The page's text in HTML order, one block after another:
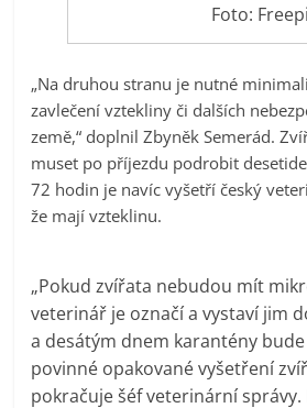
Foto:
„Na druhou stranu je nutné
zavlečení vztekliny či dalších
země,“ doplnil Zbyněk Semerád.
muset po příjezdu podrobit
72 hodin je navíc vyšetří český
že mají vzteklinu.
„Pokud zvířata nebudou mít
veterinář je označí a vystaví jim
a desátým dnem karantény
povinné opakované vyšetření
pokračuje šéf veterinární správy.